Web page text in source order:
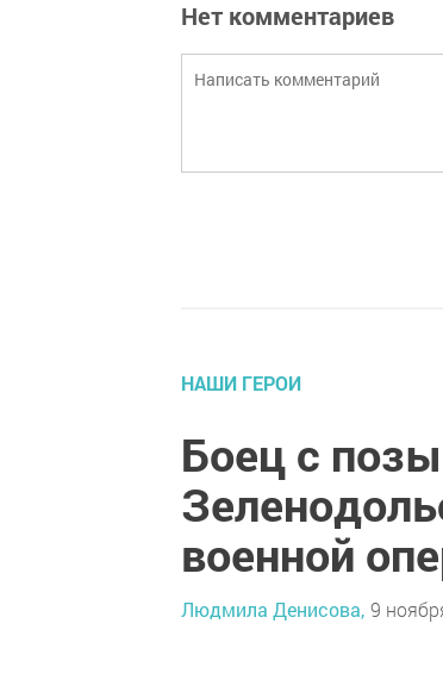
Нет комментариев
НАШИ ГЕРОИ
Боец с
военной
Людмила Денисова, 9